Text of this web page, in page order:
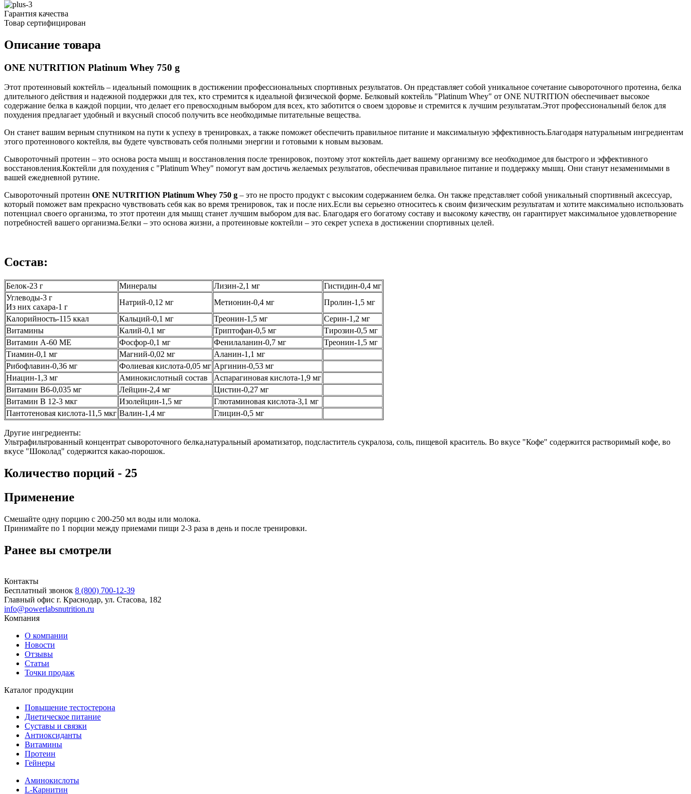
Гарантия качества
Товар сертифицирован
Описание товара
ONE NUTRITION Platinum Whey 750 g
Этот протеиновый коктейль – идеальный помощник в достижении профессиональных спортивных результатов. Он представляет собой уникальное сочетание сывороточного протеина, белка
длительного действия и надежной поддержки для тех, кто стремится к идеальной физической форме. Белковый коктейль "Platinum Whey" от ONE NUTRITION обеспечивает высокое
содержание белка в каждой порции, что делает его превосходным выбором для всех, кто заботится о своем здоровье и стремится к лучшим результатам.Этот профессиональный белок для
похудения предлагает удобный и вкусный способ получить все необходимые питательные вещества.
Он станет вашим верным спутником на пути к успеху в тренировках, а также поможет обеспечить правильное питание и максимальную эффективность.Благодаря натуральным ингредиентам
этого протеинового коктейля, вы будете чувствовать себя полными энергии и готовыми к новым вызовам.
Сывороточный протеин – это основа роста мышц и восстановления после тренировок, поэтому этот коктейль дает вашему организму все необходимое для быстрого и эффективного
восстановления.Коктейли для похудения с "Platinum Whey" помогут вам достичь желаемых результатов, обеспечивая правильное питание и поддержку мышц. Они станут незаменимыми в
вашей ежедневной рутине.
Сывороточный протеин ONE NUTRITION Platinum Whey 750 g – это не просто продукт с высоким содержанием белка. Он также представляет собой уникальный спортивный аксессуар,
который поможет вам прекрасно чувствовать себя как во время тренировок, так и после них.Если вы серьезно относитесь к своим физическим результатам и хотите максимально использовать
потенциал своего организма, то этот протеин для мышц станет лучшим выбором для вас. Благодаря его богатому составу и высокому качеству, он гарантирует максимальное удовлетворение
потребностей вашего организма.Белки – это основа жизни, а протеиновые коктейли – это секрет успеха в достижении спортивных целей.
Состав:
Белок-23 г Минералы Лизин-2,1 мг
Гистидин-0,4 мг
Углеводы-3 г
Из них сахара-1 г
Натрий-0,12 мг Метионин-0,4 мг
Пролин-1,5 мг
Калорийность-115 ккал
Кальций-0,1 мг Треонин-1,5 мг
Серин-1,2 мг
Витамины
Калий-0,1 мг Триптофан-0,5 мг
Тирозин-0,5 мг
Витамин А-60 ME
Фосфор-0,1 мг Фенилаланин-0,7 мг
Треонин-1,5 мг
Тиамин-0,1 мг
Магний-0,02 мг
Аланин-1,1 мг
Рибофлавин-0,36 мг
Фолиевая кислота-0,05 мг Аргинин-0,53 мг
Ниацин-1,3 мг
Аминокислотный состав
Аспарагиновая кислота-1,9 мг
Витамин B6-0,035 мг
Лейцин-2,4 мг
Цистин-0,27 мг
Витамин B 12-3 мкг
Изолейцин-1,5 мг
Глютаминовая кислота-3,1 мг
Пантотеновая кислота-11,5 мкг Валин-1,4 мг Глицин-0,5 мг
Другие ингредиенты:
Ультрафильтрованный концентрат сывороточного белка,натуральный ароматизатор, подсластитель сукралоза, соль, пищевой краситель. Во вкусе "Кофе" содержится растворимый кофе, во
вкусе "Шоколад" содержится какао-порошок.
Количество порций - 25
Применение
Смешайте одну порцию с 200-250 мл воды или молока.
Принимайте по 1 порции между приемами пищи 2-3 раза в день и после тренировки.
Ранее вы смотрели
Контакты
Бесплатный звонок 8 (800) 700-12-39
Главный офис г. Краснодар, ул. Стасова, 182
info@powerlabsnutrition.ru
Компания
О компании
Новости
Отзывы
Статьи
Точки продаж
Каталог продукции
Повышение тестостерона
Диетическое питание
Суставы и связки
Антиоксиданты
Витамины
Протеин
Гейнеры
Аминокислоты
L-Карнитин